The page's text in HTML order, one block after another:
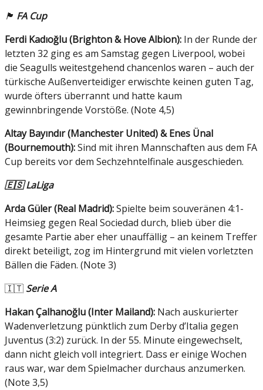
🏴󠁧󠁢󠁥󠁮󠁧󠁿 FA Cup
Ferdi Kadıoğlu (Brighton & Hove Albion): In der Runde der
letzten 32 ging es am Samstag gegen Liverpool, wobei
die Seagulls weitestgehend chancenlos waren – auch der
türkische Außenverteidiger erwischte keinen guten Tag,
wurde öfters überrannt und hatte kaum
gewinnbringende Vorstöße. (Note 4,5)
Altay Bayındır (Manchester United) & Enes Ünal
(Bournemouth):Sind mit ihren Mannschaften aus dem FA
Cup bereits vor dem Sechzehntelfinale ausgeschieden.
🇪🇸 LaLiga
Arda Güler (Real Madrid):Spielte beim souveränen 4:1-
Heimsieg gegen Real Sociedad durch, blieb über die
gesamte Partie aber eher unauffällig – an keinem Treffer
direkt beteiligt, zog im Hintergrund mit vielen vorletzten
Bällen die Fäden. (Note 3)
🇮🇹 Serie A
Hakan Çalhanoğlu (Inter Mailand): Nach auskurierter
Wadenverletzung pünktlich zum Derby d’Italia gegen
Juventus (3:2) zurück. In der 55. Minute eingewechselt,
dann nicht gleich voll integriert. Dass er einige Wochen
raus war, war dem Spielmacher durchaus anzumerken.
(Note 3,5)